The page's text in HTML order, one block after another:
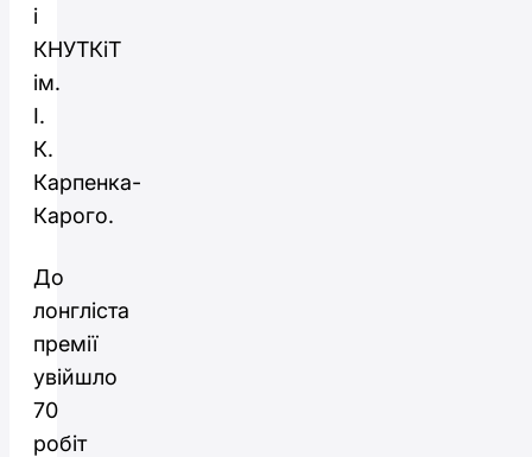
і
КНУТКіТ
ім.
І.
К.
Карпенка-
Карого.
До
лонгліста
премії
увійшло
70
робіт